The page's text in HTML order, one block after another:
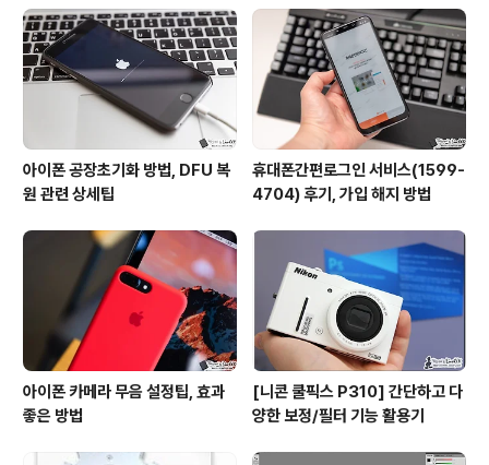
아이폰 공장초기화 방법, DFU 복
원 관련 상세팁
휴대폰간편로그인 서비스(1599-
4704) 후기, 가입 해지 방법
아이폰 카메라 무음 설정팁, 효과
좋은 방법
[니콘 쿨픽스 P310] 간단하고 다
양한 보정/필터 기능 활용기